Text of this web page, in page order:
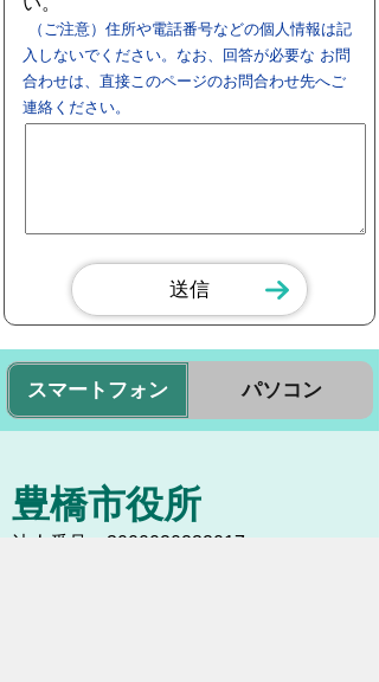
（ご注意）住所や電話番号などの個人情報は記
入しないでください。なお、回答が必要な お問
合わせは、直接このページのお問合わせ先へご
連絡ください。
スマートフォン パソコン
豊橋市役所
法人番号：3000020232017